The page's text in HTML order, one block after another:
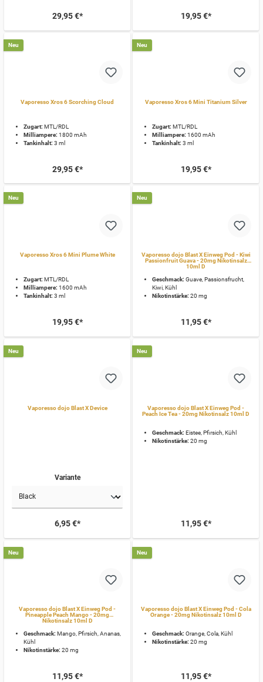
29,95 €* 19,95 €*
Neu
Vaporesso Xros 6 Scorching Cloud
Zugart: MTL/RDL
Milliampere: 1800 mAh
Tankinhalt: 3 ml
29,95 €*
Neu
Vaporesso Xros 6 Mini Titanium Silver
Zugart: MTL/RDL
Milliampere: 1600 mAh
Tankinhalt: 3 ml
19,95 €*
Neu
Vaporesso Xros 6 Mini Plume White
Zugart: MTL/RDL
Milliampere: 1600 mAh
Tankinhalt: 3 ml
19,95 €*
Neu
Vaporesso dojo Blast X Einweg Pod - Kiwi
Passionfruit Guava - 20mg Nikotinsalz
10ml D
Geschmack: Guave, Passionsfrucht,
Kiwi, Kühl
Nikotinstärke: 20 mg
11,95 €*
Neu
Vaporesso dojo Blast X Device
Variante
6,95 €*
Neu
Vaporesso dojo Blast X Einweg Pod -
Peach Ice Tea - 20mg Nikotinsalz 10ml D
Geschmack: Eistee, Pfirsich, Kühl
Nikotinstärke: 20 mg
11,95 €*
Neu
Vaporesso dojo Blast X Einweg Pod -
Pineapple Peach Mango - 20mg
Nikotinsalz 10ml D
Geschmack: Mango, Pfirsich, Ananas,
Kühl
Nikotinstärke: 20 mg
11,95 €*
Neu
Vaporesso dojo Blast X Einweg Pod - Cola
Orange - 20mg Nikotinsalz 10ml D
Geschmack: Orange, Cola, Kühl
Nikotinstärke: 20 mg
11,95 €*